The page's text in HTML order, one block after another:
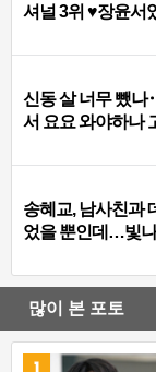
셔널 3위 ♥장윤서
신동 살 너무 뺐나
서 요요 와야하나
송혜교, 남사친과
었을 뿐인데…빛
많이 본 포토